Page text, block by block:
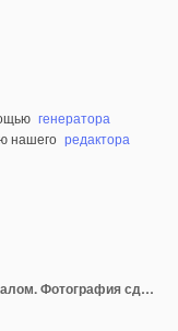
генератора
нашего редактора
Женщина, чистящая зубы перед зеркалом. Фотография сделана через стекло